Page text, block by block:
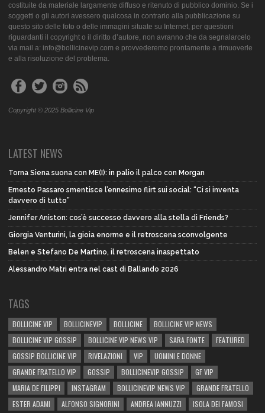
costituite da materiale largamente diffuso e ritenuto di pubblico dominio. Se i
soggetti o gli autori avessero qualcosa in contrario alla pubblicazione su
questo sito delle foto o delle immagini situate su Internet, per questioni
riguardanti il copyright o il diritto d’autore, non avranno che da segnalarcelo
via mail a: info@bollicinevip.com e provvederemo prontamente a rimuoverle
e alla risoluzione del problema.
Copyright © 2025 Bollicine Vip
LATEST NEWS
Torna Siena suona con ME(I): in palio il palco con Morgan
Ernesto Passaro smentisce l’ennesimo flirt sui social: “Ci si inventa
davvero di tutto”
Jennifer Aniston: cos’è successo davvero alla stella di Friends?
Giorgia Venturini, la gioia enorme e il retroscena sconvolgente
Belen e Stefano De Martino, il retroscena inaspettato
Alessandro Matri entra nel cast di Ballando 2026
TAGS
BOLLICINE VIP BOLLICINEVIP BOLLICINE
BOLLICINE VIP NEWS
BOLLICINE VIP GOSSIP
BOLLICINE VIP NEWS VIP SARA FONTE
FEATURED
GOSSIP BOLLICINE VIP
RIVELAZIONI VIP
UOMINI E DONNE
GRANDE FRATELLO VIP
GOSSIP BOLLICINEVIP GOSSIP
GF VIP
MARIA DE FILIPPI
INSTAGRAM BOLLICINEVIP NEWS VIP
GRANDE FRATELLO
ESTER ADAMI
ALFONSO SIGNORINI ANDREA IANNUZZI ISOLA DEI FAMOSI